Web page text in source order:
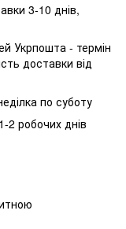
3-10 днів,
Укрпошта - термін
доставки від
по суботу
2 робочих днів